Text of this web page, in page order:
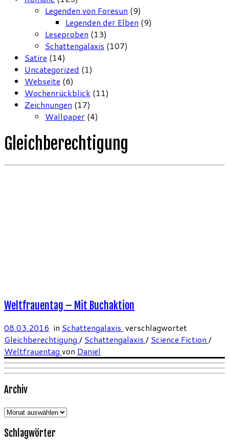
Legenden von Foresun (9)
Legenden der Elben (9)
Leseproben (13)
Schattengalaxis (107)
Satire (14)
Uncategorized (1)
Webseite (6)
Wochenrückblick (11)
Zeichnungen (17)
Wallpaper (4)
Gleichberechtigung
Weltfrauentag – Mit Buchaktion
08.03.2016 in Schattengalaxis verschlagwortet
Gleichberechtigung / Schattengalaxis / Science Fiction /
Weltfrauentag von Daniel
Archiv
Archiv
Schlagwörter